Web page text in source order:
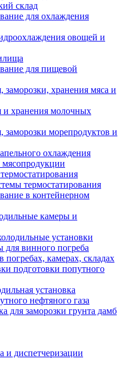
склад
для охлаждения
овощей и
для пищевой
заморозки, хранения мяса и
и хранения молочных
заморозки морепродуктов и
охлаждения
термостатирования
в контейнерном
камеры и
установки
винного погреба
погребах, камерах, складах
подготовки попутного
установка
нефтяного газа
для заморозки грунта дамб
и диспетчеризации